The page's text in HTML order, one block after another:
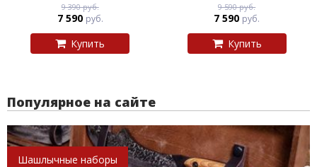
9 390 руб.
7 590 руб.
Купить
9 590 руб.
7 590 руб.
Купить
Популярное на сайте
Шашлычные наборы